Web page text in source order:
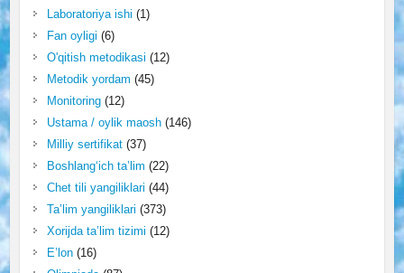
Laboratoriya ishi (1)
Fan oyligi (6)
O'qitish metodikasi (12)
Metodik yordam (45)
Monitoring(12)
Ustama / oylik maosh(146)
Milliy sertifikat(37)
Boshlang‘ich ta’lim (22)
Chet tili yangiliklari (44)
Ta’lim yangiliklari (373)
Xorijda ta’lim tizimi (12)
E’lon(16)